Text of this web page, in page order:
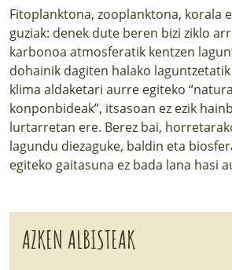
Fitoplanktona, zooplanktona, korala
guziak: denek dute beren bizi ziklo
karbonoa atmosferatik kentzen
dohainik dagiten halako
klima aldaketari aurre egiteko
konponbideak”, itsasoan ez ezik
lurtarretan ere. Berez bai,
lagundu diezaguke, baldin eta
egiteko gaitasuna ez bada lana hasi
AZKEN ALBISTEAK